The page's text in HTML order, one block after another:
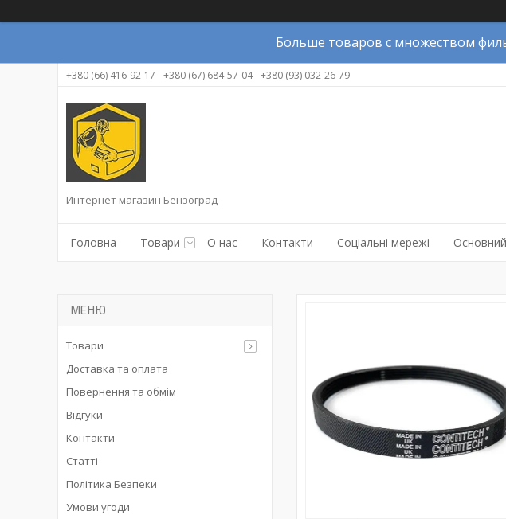
Больше товаров с множеством
+380 (66) 416-92-17 +380 (67) 684-57-04 +380 (93) 032-26-79
Интернет магазин Бензоград
Головна Товари О нас Контакти Соціальні мережі
Товари
Доставка та оплата
Повернення та обмім
Відгуки
Контакти
Статті
Політика Безпеки
Умови угоди